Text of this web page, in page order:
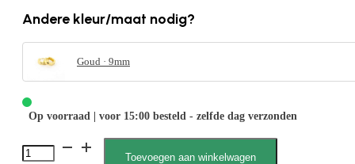
Andere kleur/maat nodig?
Goud · 9mm
Op voorraad | voor 15:00 besteld - zelfde dag verzonden
1999
Toevoegen aan winkelwagen